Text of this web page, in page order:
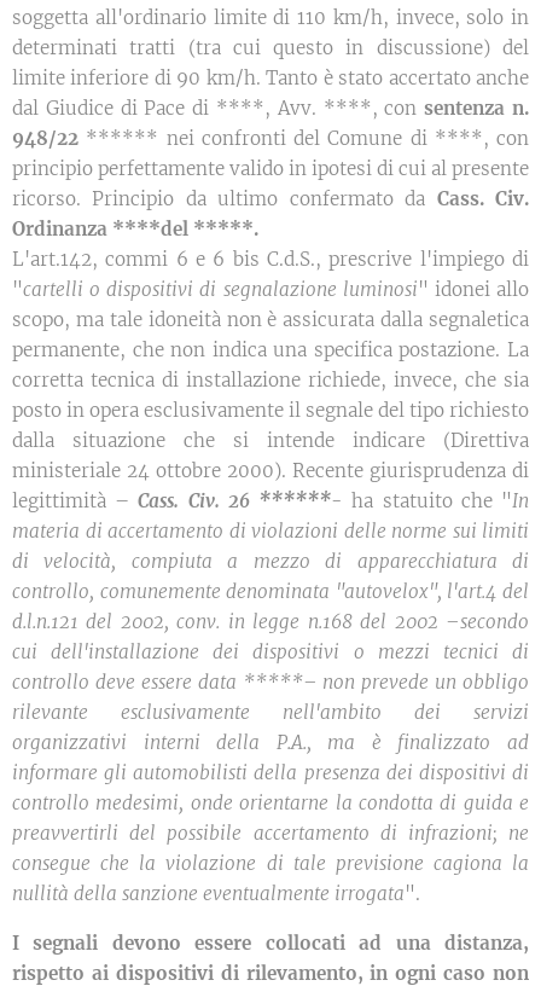
soggetta all'ordinario limite di 110 km/h, invece, solo in
determinati tratti (tra cui questo in discussione) del
limite inferiore di 90 km/h. Tanto è stato accertato anche
dal Giudice di Pace di ****, Avv. ****, consentenza n.
948/22 ****** nei confronti del Comune di ****, con
principio perfettamente valido in ipotesi di cui al presente
ricorso. Principio da ultimo confermato da Cass. Civ.
Ordinanza ****del *****.
L'art.142, commi 6 e 6 bis C.d.S., prescrive l'impiego di
"cartelli o dispositivi di segnalazione luminosi" idonei allo
scopo, ma tale idoneità non è assicurata dalla segnaletica
permanente, che non indica una specifica postazione. La
corretta tecnica di installazione richiede, invece, che sia
posto in opera esclusivamente il segnale del tipo richiesto
dalla situazione che si intende indicare (Direttiva
ministeriale 24 ottobre 2000). Recente giurisprudenza di
legittimità –Cass. Civ. 26 ******- ha statuito che "In
materia di accertamento di violazioni delle norme sui limiti
di velocità, compiuta a mezzo di apparecchiatura di
controllo, comunemente denominata "autovelox", l'art.4 del
d.l.n.121 del 2002, conv. in legge n.168 del 2002 –secondo
cui dell'installazione dei dispositivi o mezzi tecnici di
controllo deve essere data *****– non prevede un obbligo
rilevante esclusivamente nell'ambito dei servizi
organizzativi interni della P.A., ma è finalizzato ad
informare gli automobilisti della presenza dei dispositivi di
controllo medesimi, onde orientarne la condotta di guida e
preavvertirli del possibile accertamento di infrazioni; ne
consegue che la violazione di tale previsione cagiona la
nullità della sanzione eventualmente irrogata".
I segnali devono essere collocati ad una distanza,
rispetto ai dispositivi di rilevamento, in ogni caso non